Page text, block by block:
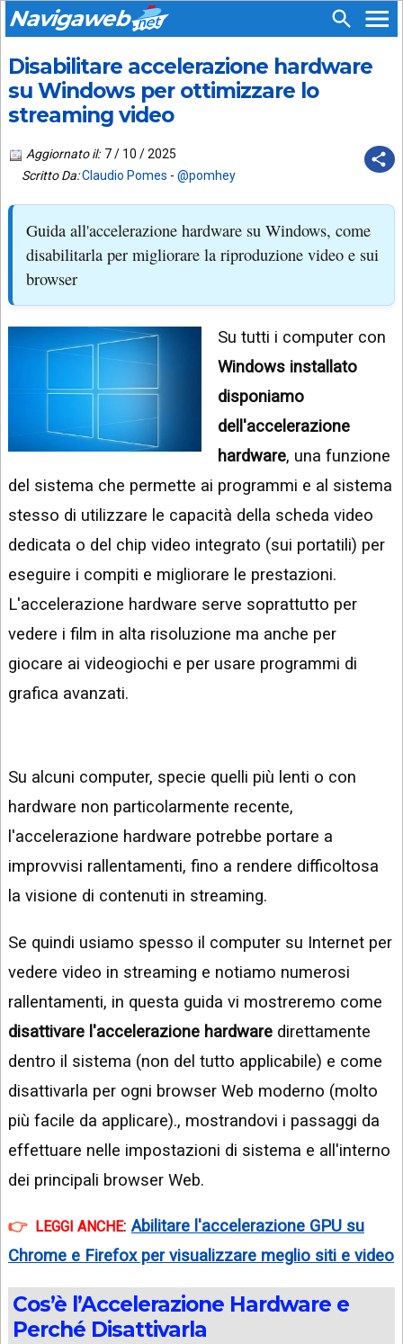
Navigaweb
HOME
CHI
SIAMO
CHIEDI
SUPPORTO
CONTATTA
PIÙ
LETTI
POST
IPHONE
ANDROID
AI
APPS
APPS
TECNOLOGIA
WEB
SEGUICI
SU:
APP
EMAIL
TIKTOK
YOUTUBE
Disabilitare accelerazione hardware
su Windows per ottimizzare lo
streaming video
Aggiornato il: 7 / 10 / 2025
Scritto Da:Claudio Pomes - @pomhey
Guida all'accelerazione hardware su Windows, come
disabilitarla per migliorare la riproduzione video e sui
browser
Su tutti i computer con
Windows installato
disponiamo
dell'accelerazione
hardware, una funzione
del sistema che permette ai programmi e al sistema
stesso di utilizzare le capacità della scheda video
dedicata o del chip video integrato (sui portatili) per
eseguire i compiti e migliorare le prestazioni.
L'accelerazione hardware serve soprattutto per
vedere i film in alta risoluzione ma anche per
giocare ai videogiochi e per usare programmi di
grafica avanzati.
Su alcuni computer, specie quelli più lenti o con
hardware non particolarmente recente,
l'accelerazione hardware potrebbe portare a
improvvisi rallentamenti, fino a rendere difficoltosa
la visione di contenuti in streaming.
Se quindi usiamo spesso il computer su Internet per
vedere video in streaming e notiamo numerosi
rallentamenti, in questa guida vi mostreremo come
disattivare l'accelerazione hardware direttamente
dentro il sistema (non del tutto applicabile) e come
disattivarla per ogni browser Web moderno (molto
più facile da applicare)., mostrandovi i passaggi da
effettuare nelle impostazioni di sistema e all'interno
dei principali browser Web.
LEGGI ANCHE:Abilitare l'accelerazione GPU su
Chrome e Firefox per visualizzare meglio siti e video
Cos’è l’Accelerazione Hardware e
Perché Disattivarla